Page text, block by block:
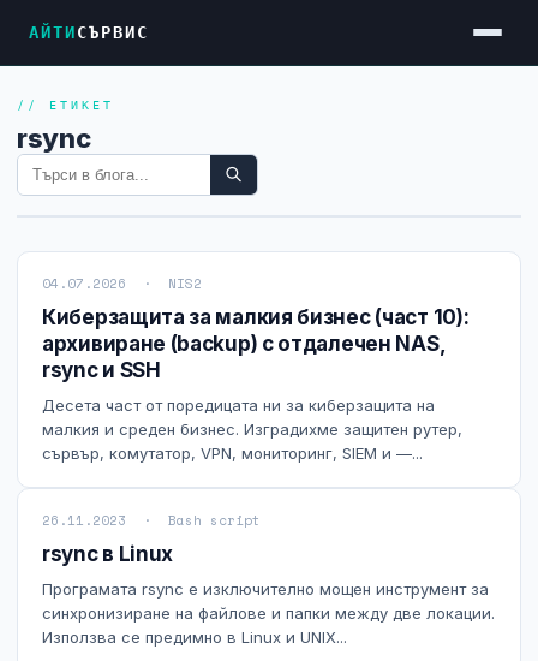
АЙТИСЪРВИС
Услуги
Достъп до Интернет
Видеонаблюдение
Firewall и VPN
Колокация на сървъри
Абонаментна IT поддръжка
Технически изисквания
Общи условия
// ЕТИКЕТ
rsync
04.07.2026 · NIS2
Киберзащита за малкия бизнес (част 10):
архивиране (backup) с отдалечен NAS,
rsync и SSH
Десета част от поредицата ни за киберзащита на
малкия и среден бизнес. Изградихме защитен рутер,
сървър, комутатор, VPN, мониторинг, SIEM и —...
26.11.2023 · Bash script
rsync в Linux
Програмата rsync е изключително мощен инструмент за
синхронизиране на файлове и папки между две локации.
Използва се предимно в Linux и UNIX...